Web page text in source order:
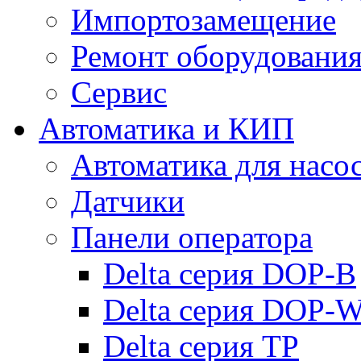
Импортозамещение
Ремонт
Сервис
Автоматика и КИП
Автоматика для
Датчики
Панели оператора
Delta серия DOP-B
Delta серия DOP-
Delta серия TP